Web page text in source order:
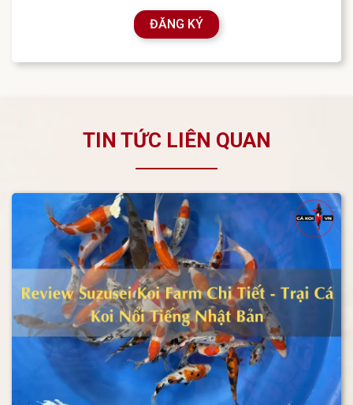
ĐĂNG KÝ
TIN TỨC LIÊN QUAN